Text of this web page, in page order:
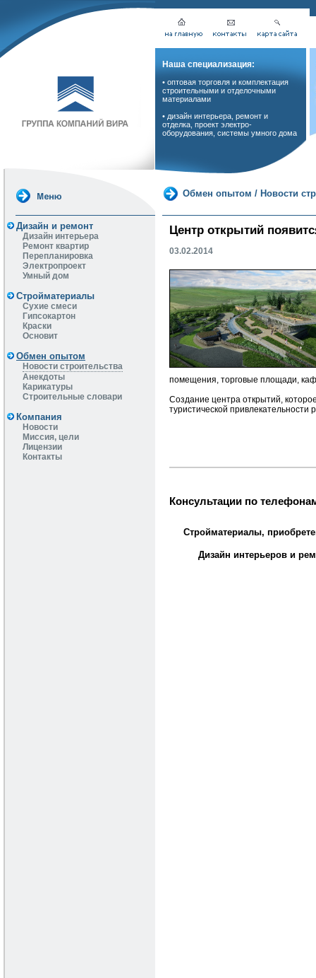
Наша специализация:
• оптовая торговля и комплектация
строительными и отделочными
материалами
• дизайн интерьера, ремонт и
отделка, проект электро-
оборудования, системы умного дома
Дизайн и ремонт
Дизайн интерьера
Ремонт квартир
Перепланировка
Электропроект
Умный дом
Стройматериалы
Сухие смеси
Гипсокартон
Краски
Основит
Обмен опытом
Новости строительства
Анекдоты
Карикатуры
Строительные словари
Компания
Новости
Миссия, цели
Лицензии
Контакты
Обмен опытом / Новости
Центр открытий
03.02.2014
помещения, торговые площади,
Создание центра открытий,
туристической привлекательности
Консультации по
Стройматериалы,
Дизайн интерьеров и